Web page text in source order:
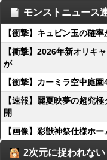
モンストニュース
【衝撃】キュピン玉の確
【衝撃】2026年新オリキ
が
【衝撃】カーミラ空中庭
【速報】麗夏映夢の超究
開
【画像】彩獣神祭仕様ホ
2次元に捉われない